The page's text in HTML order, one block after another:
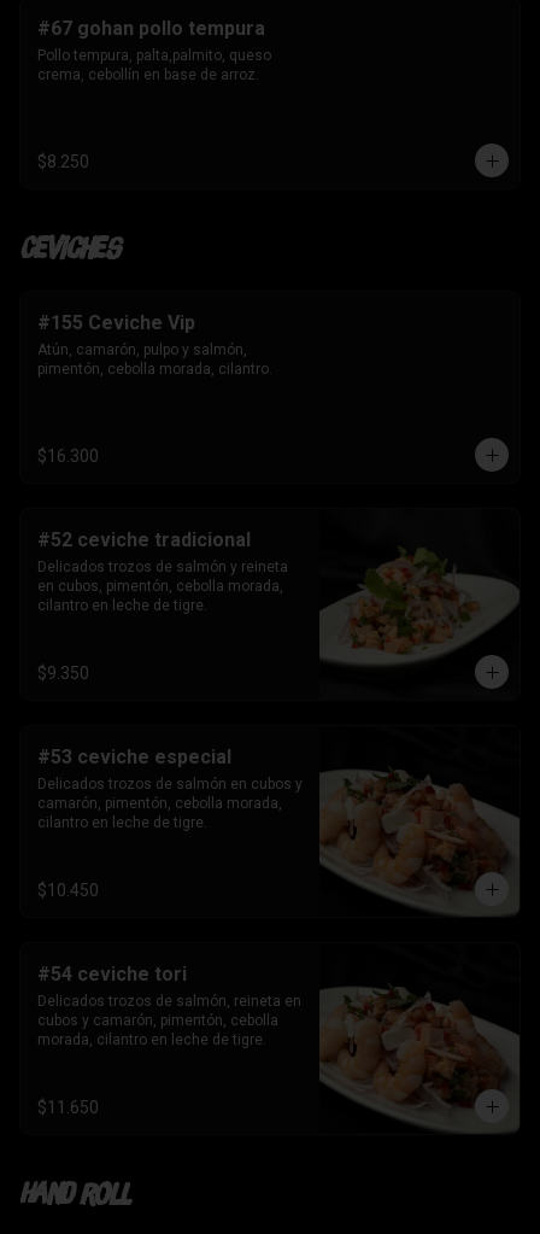
#67 gohan pollo tempura
Pollo tempura, palta,palmito, queso
crema, cebollín en base de arroz.
$8.250
Ceviches
#155 Ceviche Vip
Atún, camarón, pulpo y salmón,
pimentón, cebolla morada, cilantro.
$16.300
#52 ceviche tradicional
Delicados trozos de salmón y reineta
en cubos, pimentón, cebolla morada,
cilantro en leche de tigre.
$9.350
#53 ceviche especial
Delicados trozos de salmón en cubos y
camarón, pimentón, cebolla morada,
cilantro en leche de tigre.
$10.450
#54 ceviche tori
Delicados trozos de salmón, reineta en
cubos y camarón, pimentón, cebolla
morada, cilantro en leche de tigre.
$11.650
Hand roll